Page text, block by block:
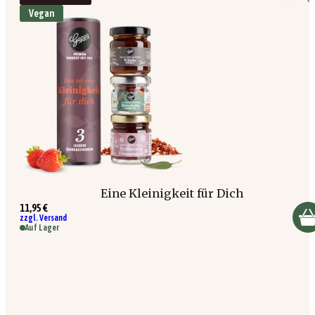
Vegan
Eine Kleinigkeit für Dich
11,95 €
zzgl. Versand
Auf Lager